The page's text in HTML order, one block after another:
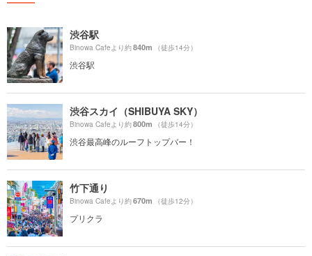
渋谷駅
Binowa Cafeより約840m （徒歩14分）
渋谷駅
渋谷スカイ（SHIBUYA SKY）
Binowa Cafeより約800m （徒歩14分）
渋谷最高峰のルーフトップバー！
竹下通り
Binowa Cafeより約670m （徒歩12分）
プリクラ